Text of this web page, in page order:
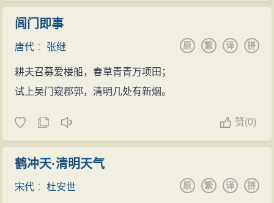
闾门即事
唐代 ： 张继 拼
译
繁
原
耕夫召募爱楼船，春草青青万项田；
试上吴门窥郡郭，清明几处有新烟。
赞(0)
鹤冲天·清明天气
宋代 ：杜安世 拼
译
繁
原